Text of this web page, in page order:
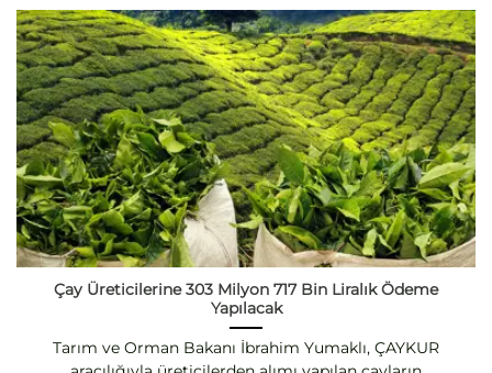
Çay Üreticilerine 303 Milyon 717 Bin Liralık Ödeme
Yapılacak
Tarım ve Orman Bakanı İbrahim Yumaklı, ÇAYKUR